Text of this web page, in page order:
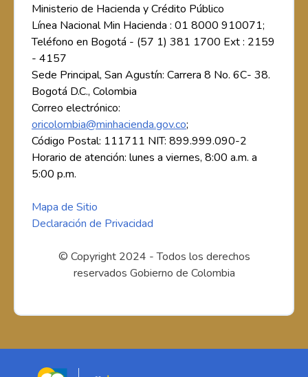
Ministerio de Hacienda y Crédito Público
Línea Nacional Min Hacienda : 01 8000 910071;
Teléfono en Bogotá - (57 1) 381 1700 Ext : 2159
- 4157
Sede Principal, San Agustín: Carrera 8 No. 6C- 38.
Bogotá D.C., Colombia
Correo electrónico:
oricolombia@minhacienda.gov.co;
Código Postal: 111711 NIT: 899.999.090-2
Horario de atención: lunes a viernes, 8:00 a.m. a
5:00 p.m.
Mapa de Sitio
Declaración de Privacidad
© Copyright 2024 - Todos los derechos
reservados Gobierno de Colombia